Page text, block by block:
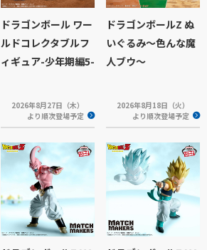
ドラゴンボール ワー
ルドコレクタブルフ
ィギュア-少年期編5-
2026年8月27日（木）
より順次登場予定
ドラゴンボールZ ぬ
いぐるみ～色んな魔
人ブウ～
2026年8月18日（火）
より順次登場予定